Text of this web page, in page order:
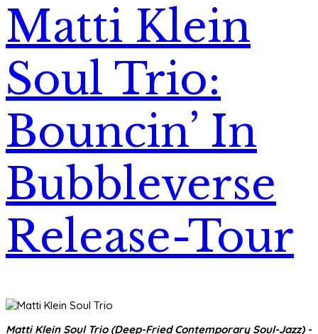
Matti Klein
Soul Trio:
Bouncin’ In
Bubbleverse
Release-Tour
Matti Klein Soul Trio (Deep-Fried Contemporary Soul-Jazz) -